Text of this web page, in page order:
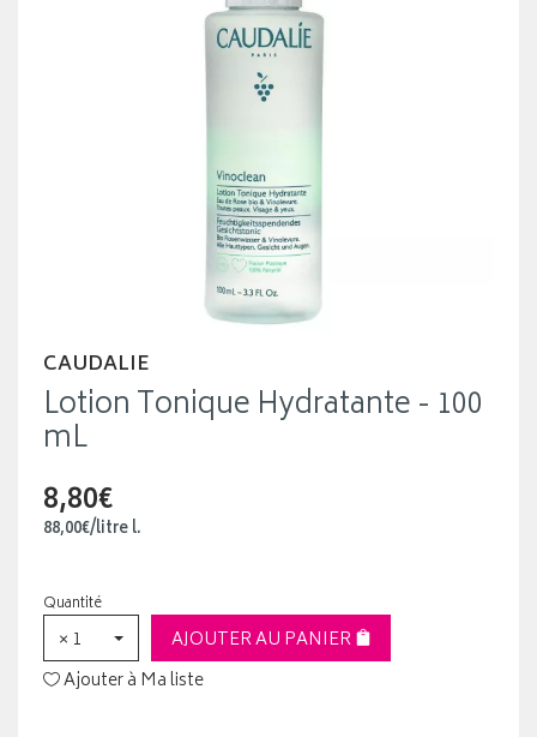
CAUDALIE
Lotion Tonique Hydratante - 100
mL
8,80€
88,00€/litrel.
Quantité
× 1
AJOUTER AU PANIER
Ajouter à Ma liste